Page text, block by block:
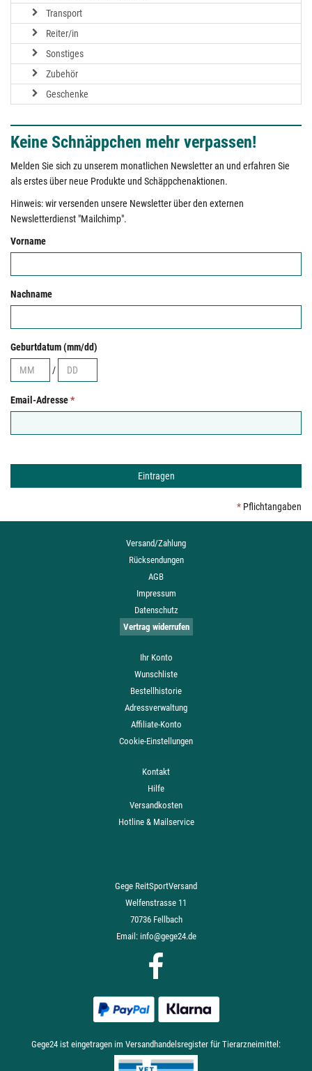
Transport
Reiter/in
Sonstiges
Zubehör
Geschenke
Keine Schnäppchen mehr verpassen!
Melden Sie sich zu unserem monatlichen Newsletter an und erfahren Sie
als erstes über neue Produkte und Schäppchenaktionen.
Hinweis: wir versenden unsere Newsletter über den externen
Newsletterdienst "Mailchimp".
Vorname
Nachname
Geburtdatum (mm/dd)
/
Email-Adresse*
* Pflichtangaben
Versand/Zahlung
Rücksendungen
AGB
Impressum
Datenschutz
Vertrag widerrufen
Ihr Konto
Wunschliste
Bestellhistorie
Adressverwaltung
Affiliate-Konto
Cookie-Einstellungen
Kontakt
Hilfe
Versandkosten
Hotline & Mailservice
Gege ReitSportVersand
Welfenstrasse 11
70736 Fellbach
Email: info@gege24.de
Gege24 ist eingetragen im Versandhandelsregister für Tierarzneimittel: